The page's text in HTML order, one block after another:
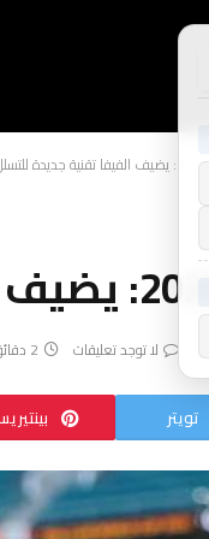
لا توجد تعليقات 2 دقائق
تويتر